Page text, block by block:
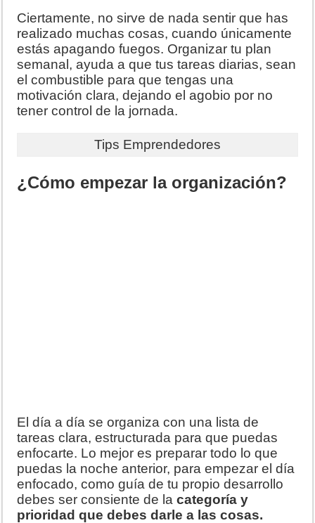
Ciertamente, no sirve de nada sentir que has
realizado muchas cosas, cuando únicamente
estás apagando fuegos. Organizar tu plan
semanal, ayuda a que tus tareas diarias, sean
el combustible para que tengas una
motivación clara, dejando el agobio por no
tener control de la jornada.
Tips Emprendedores
¿Cómo empezar la organización?
El día a día se organiza con una lista de
tareas clara, estructurada para que puedas
enfocarte. Lo mejor es preparar todo lo que
puedas la noche anterior, para empezar el día
enfocado, como guía de tu propio desarrollo
debes ser consiente de la categoría y
prioridad que debes darle a las cosas.